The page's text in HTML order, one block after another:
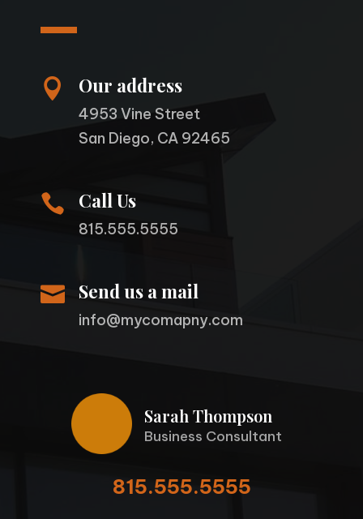
 Our address
4953 Vine Street
San Diego, CA 92465
 Call Us
815.555.5555
 Send us a mail
info@mycomapny.com
Sarah Thompson
Business Consultant
815.555.5555